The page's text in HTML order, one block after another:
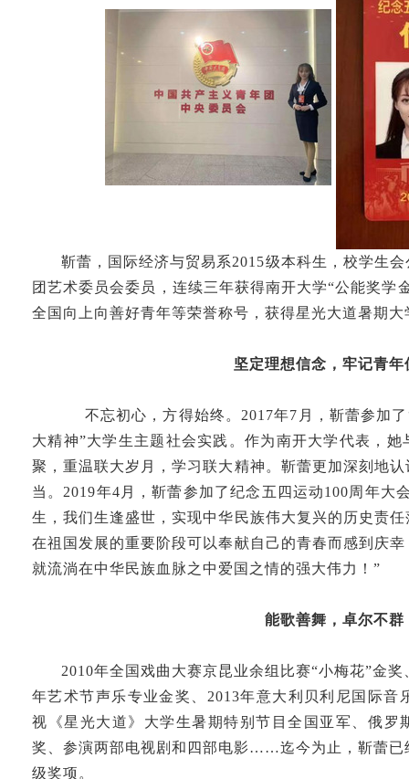
靳蕾，国际经济与贸易系2015级本科生，校学生
团艺术委员会委员，连续三年获得南开大学“公能奖学
全国向上向善好青年等荣誉称号，获得星光大道暑期大
坚定理想信念，牢记青年
不忘初心，方得始终。2017年7月，靳蕾参加
大精神”大学生主题社会实践。作为南开大学代表，
聚，重温联大岁月，学习联大精神。靳蕾更加深刻地
当。2019年4月，靳蕾参加了纪念五四运动100周年大
生，我们生逢盛世，实现中华民族伟大复兴的历史责
在祖国发展的重要阶段可以奉献自己的青春而感到庆
就流淌在中华民族血脉之中爱国之情的强大伟力！”
能歌善舞，卓尔不群
2010年全国戏曲大赛京昆业余组比赛“小梅花”金
年艺术节声乐专业金奖、2013年意大利贝利尼国际音
视《星光大道》大学生暑期特别节目全国亚军、俄罗
奖、参演两部电视剧和四部电影……迄今为止，靳蕾已
级奖项。